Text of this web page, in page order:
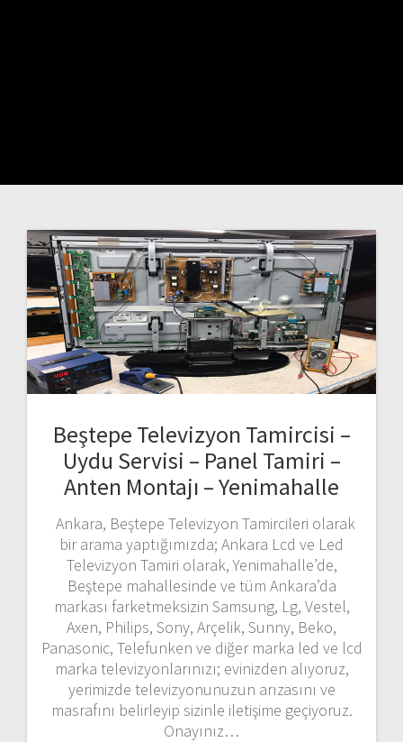
Beştepe Televizyon Tamircisi –
Uydu Servisi – Panel Tamiri –
Anten Montajı – Yenimahalle
Ankara, Beştepe Televizyon Tamircileri olarak
bir arama yaptığımızda; Ankara Lcd ve Led
Televizyon Tamiri olarak, Yenimahalle’de,
Beştepe mahallesinde ve tüm Ankara’da
markası farketmeksizin Samsung, Lg, Vestel,
Axen, Philips, Sony, Arçelik, Sunny, Beko,
Panasonic, Telefunken ve diğer marka led ve lcd
marka televizyonlarınızı; evinizden alıyoruz,
yerimizde televizyonunuzun arızasını ve
masrafını belirleyip sizinle iletişime geçiyoruz.
Onayınız…